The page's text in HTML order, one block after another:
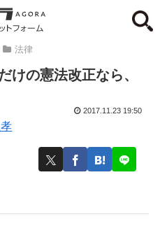
法律
けの憲法改正なら、
2017.11.23 19:50